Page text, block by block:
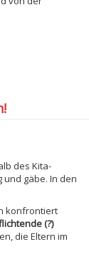
des Kita-
gäbe. In den
konfrontiert
(?)
die Eltern im